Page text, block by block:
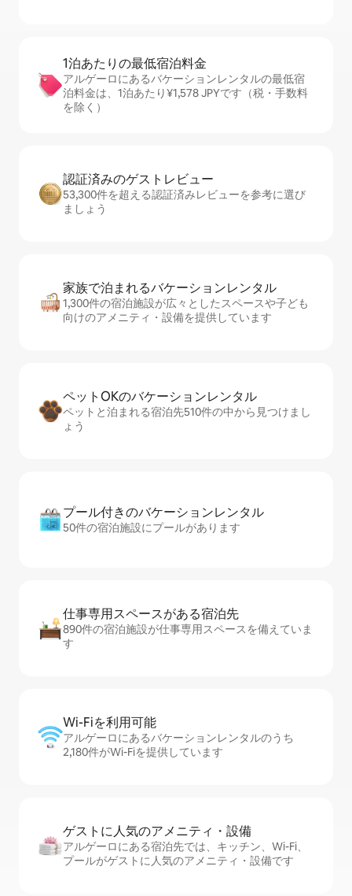
1泊あたりの最⁠低⁠宿⁠泊⁠料⁠金
アルゲーロにあるバケーションレンタルの最低宿
泊料金は、1泊あたり¥1,578 JPYです（税・手数料
を除く）
認証済みのゲ⁠ス⁠ト⁠レ⁠ビ⁠ュ⁠ー
53,300件を超える認証済みレビューを参考に選び
ましょう
家族で泊まれるバ⁠ケ⁠ー⁠シ⁠ョ⁠ンレ⁠ン⁠タ⁠ル
1,300件の宿泊施設が広々としたスペースや子ども
向けのアメニティ・設備を提供しています
ペットOKのバ⁠ケ⁠ー⁠シ⁠ョ⁠ンレ⁠ン⁠タ⁠ル
ペットと泊まれる宿泊先510件の中から見つけまし
ょう
プール付きのバ⁠ケ⁠ー⁠シ⁠ョ⁠ンレ⁠ン⁠タ⁠ル
50件の宿泊施設にプールがあります
仕事専用ス⁠ペ⁠ー⁠スがあ⁠る宿⁠泊⁠先
890件の宿泊施設が仕事専用スペースを備えていま
す
Wi-Fiを利⁠用⁠可⁠能
アルゲーロにあるバケーションレンタルのうち
2,180件がWi-Fiを提供しています
ゲストに人⁠気⁠のア⁠メ⁠ニ⁠テ⁠ィ・設⁠備
アルゲーロにある宿泊先では、キッチン、Wi-Fi、
プールがゲストに人気のアメニティ・設備です